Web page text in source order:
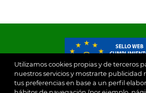
Utilizamos cookies propias y de terceros
nuestros servicios y mostrarte publicidad
tus preferencias en base a un perfil
© 2026